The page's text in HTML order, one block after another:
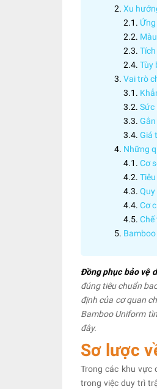
Xu
Tùy
Vai trò
Sức
Giá
Những
Cơ
Cơ
Chế
Đồng phục bảo vệ
đúng tiêu chuẩn
định của cơ quan
Bamboo Uniform
đây.
Sơ lược
Trong các khu vực
trong việc duy trì